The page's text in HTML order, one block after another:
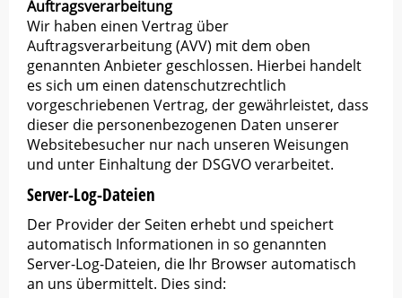
Auftragsverarbeitung
Wir haben einen Vertrag über
Auftragsverarbeitung (AVV) mit dem oben
genannten Anbieter geschlossen. Hierbei handelt
es sich um einen datenschutzrechtlich
vorgeschriebenen Vertrag, der gewährleistet, dass
dieser die personenbezogenen Daten unserer
Websitebesucher nur nach unseren Weisungen
und unter Einhaltung der DSGVO verarbeitet.
Server-Log-Dateien
Der Provider der Seiten erhebt und speichert
automatisch Informationen in so genannten
Server-Log-Dateien, die Ihr Browser automatisch
an uns übermittelt. Dies sind: